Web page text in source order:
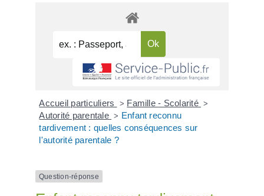
Accueil particuliers > Famille - Scolarité >
Autorité parentale > Enfant reconnu
tardivement : quelles conséquences sur
l'autorité parentale ?
Question-réponse